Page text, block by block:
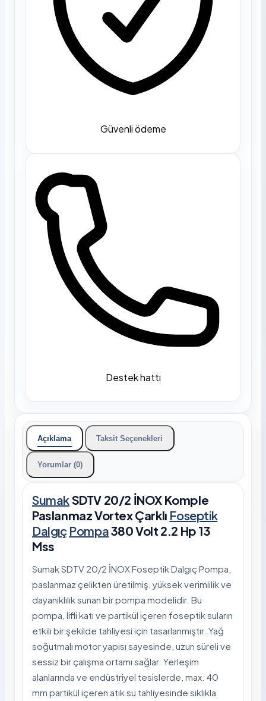
Güvenli ödeme
Destek hattı
Açıklama Taksit Seçenekleri
Yorumlar (0)
SumakSDTV 20/2 İNOX Komple
Paslanmaz Vortex Çarklı Foseptik
Dalgıç Pompa380 Volt 2.2 Hp 13
Mss
Sumak SDTV 20/2 İNOX Foseptik Dalgıç Pompa,
paslanmaz çelikten üretilmiş, yüksek verimlilik ve
dayanıklılık sunan bir pompa modelidir. Bu
pompa, lifli katı ve partikül içeren foseptik suların
etkili bir şekilde tahliyesi için tasarlanmıştır. Yağ
soğutmalı motor yapısı sayesinde, uzun süreli ve
sessiz bir çalışma ortamı sağlar. Yerleşim
alanlarında ve endüstriyel tesislerde, max. 40
mm partikül içeren atık su tahliyesinde sıklıkla